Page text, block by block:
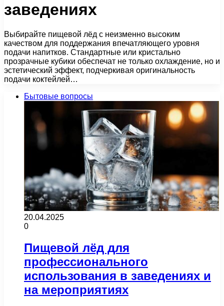
заведениях
Выбирайте пищевой лёд с неизменно высоким
качеством для поддержания впечатляющего уровня
подачи напитков. Стандартные или кристально
прозрачные кубики обеспечат не только охлаждение, но и
эстетический эффект, подчеркивая оригинальность
подачи коктейлей…
Бытовые вопросы
20.04.2025
0
Пищевой лёд для
профессионального
использования в заведениях и
на мероприятиях